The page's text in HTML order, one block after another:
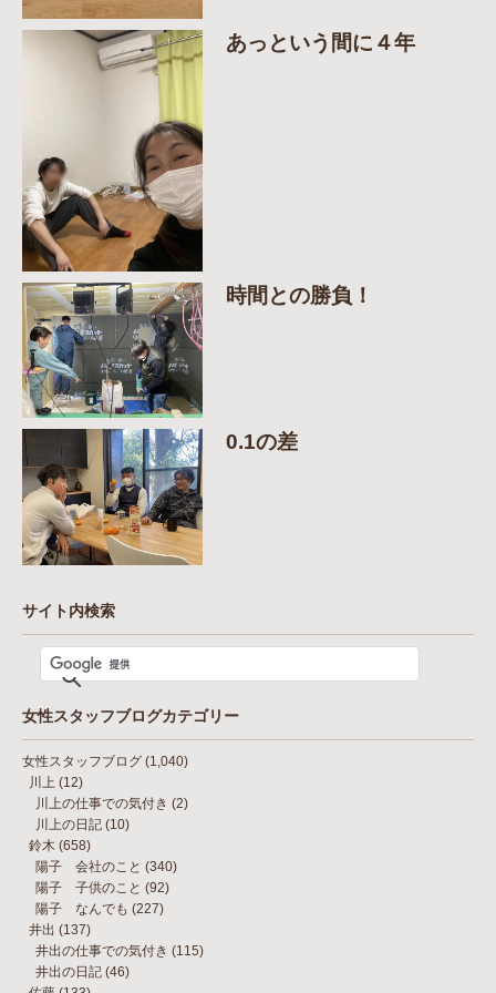
あっという間に４年
時間との勝負！
0.1の差
サイト内検索
女性スタッフブログカテゴリー
女性スタッフブログ (1,040)
川上 (12)
川上の仕事での気付き (2)
川上の日記 (10)
鈴木 (658)
陽子 会社のこと (340)
陽子 子供のこと (92)
陽子 なんでも (227)
井出 (137)
井出の仕事での気付き (115)
井出の日記 (46)